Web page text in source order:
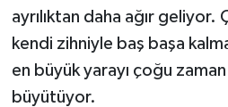
ayrılıktan daha ağır geliyor.
kendi zihniyle baş başa
en büyük yarayı çoğu
büyütüyor.